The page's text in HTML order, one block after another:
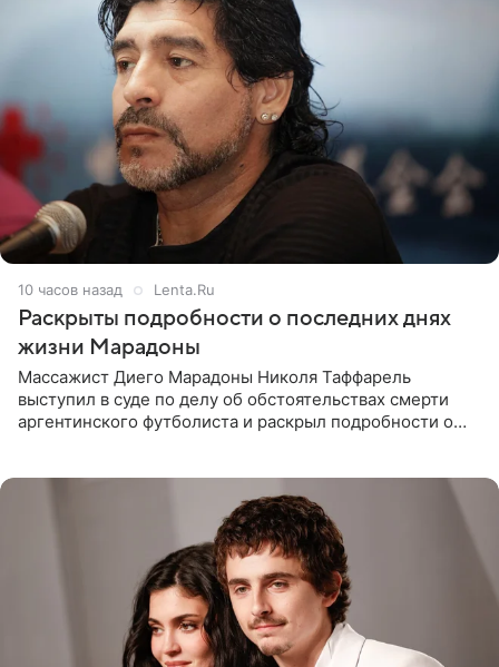
10 часов назад Lenta.Ru
Раскрыты подробности о последних днях
жизни Марадоны
Массажист Диего Марадоны Николя Таффарель
выступил в суде по делу об обстоятельствах смерти
аргентинского футболиста и раскрыл подробности о